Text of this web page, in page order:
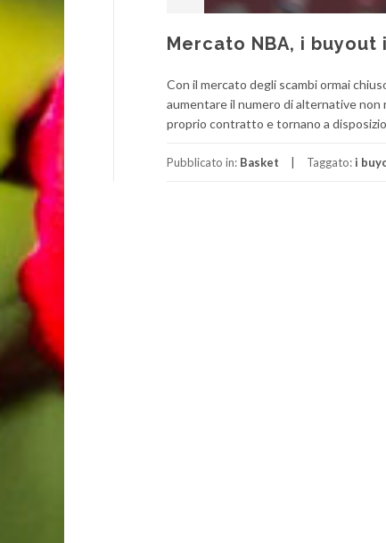
Mercato NBA, i
Con il mercato degli scambi ormai
aumentare il numero di alternative
proprio contratto e tornano a
Pubblicato in: Basket Taggato: i